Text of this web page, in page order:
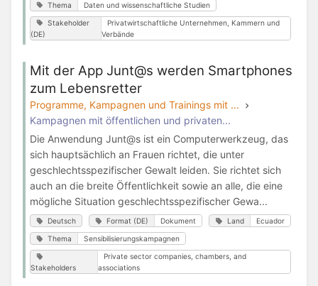
Thema Daten und wissenschaftliche Studien
Stakeholder
(DE)
Privatwirtschaftliche Unternehmen, Kammern und
Verbände
Mit der App Junt@s werden Smartphones
zum Lebensretter
Programme, Kampagnen und Trainings mit ...
Kampagnen mit öffentlichen und privaten...
Die Anwendung Junt@s ist ein Computerwerkzeug, das
sich hauptsächlich an Frauen richtet, die unter
geschlechtsspezifischer Gewalt leiden. Sie richtet sich
auch an die breite Öffentlichkeit sowie an alle, die eine
mögliche Situation geschlechtsspezifischer Gewa...
Deutsch Format (DE) Dokument Land Ecuador
Thema Sensibilisierungskampagnen
Stakeholders
Private sector companies, chambers, and
associations